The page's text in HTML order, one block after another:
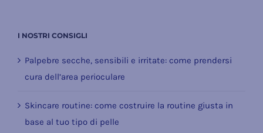
I NOSTRI CONSIGLI
Palpebre secche, sensibili e irritate: come prendersi
cura dell’area perioculare
Skincare routine: come costruire la routine giusta in
base al tuo tipo di pelle